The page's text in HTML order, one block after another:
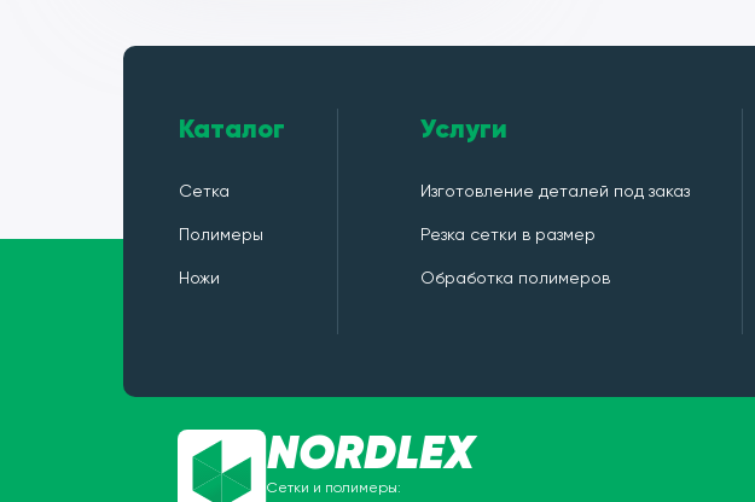
Каталог
Сетка
Полимеры
Ножи
Услуги
Изготовление деталей под заказ
Резка сетки в размер
Обработка полимеров
NORDLEX
Сетки и полимеры: